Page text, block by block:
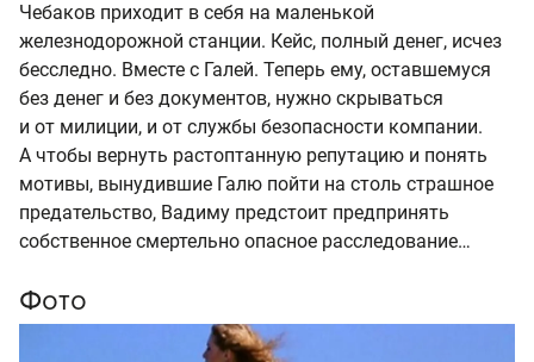
Чебаков приходит в себя на маленькой
железнодорожной станции. Кейс, полный денег, исчез
бесследно. Вместе с Галей. Теперь ему, оставшемуся
без денег и без документов, нужно скрываться
и от милиции, и от службы безопасности компании.
А чтобы вернуть растоптанную репутацию и понять
мотивы, вынудившие Галю пойти на столь страшное
предательство, Вадиму предстоит предпринять
собственное смертельно опасное расследование…
Фото